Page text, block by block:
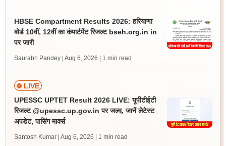
HBSE Compartment Results 2026: हरियाणा
बोर्ड 10वीं, 12वीं का कंपार्टमेंट रिजल्ट bseh.org.in in
पर जारी
Saurabh Pandey | Aug 6, 2026 | 1 min read
LIVE
UPESSC UPTET Result 2026 LIVE: यूपीटीईटी
रिजल्ट @upessc.up.gov.in पर जल्द, जानें लेटेस्ट
अपडेट, पासिंग मार्क्स
Santosh Kumar | Aug 6, 2026 | 1 min read